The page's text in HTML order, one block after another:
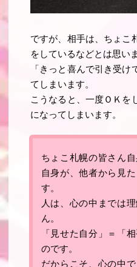
ですが、相手は、ちょこ
をしているなどとは思い
「きっと喜んで引き受け
てしまいます。
こうなると、一度ＯＫを
になってしまいます。
ちょこ札幌の皆さん
自身が、他者から見
す。
人は、心の中までは
ん。
「見せた自分」＝「
のです。
だからこそ、心の中